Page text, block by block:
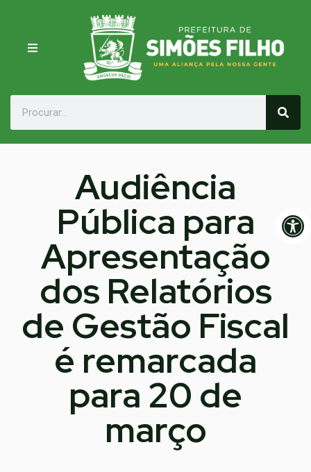
Audiência
Pública para
Apresentação
dos Relatórios
de Gestão Fiscal
é remarcada
para 20 de
março